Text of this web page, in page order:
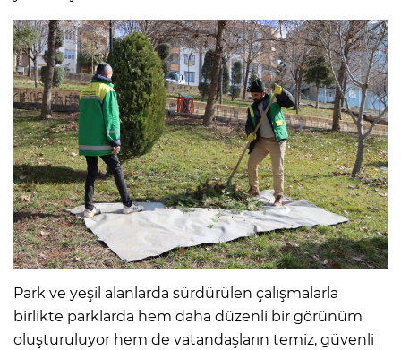
Park ve yeşil alanlarda sürdürülen çalışmalarla
birlikte parklarda hem daha düzenli bir görünüm
oluşturuluyor hem de vatandaşların temiz, güvenli